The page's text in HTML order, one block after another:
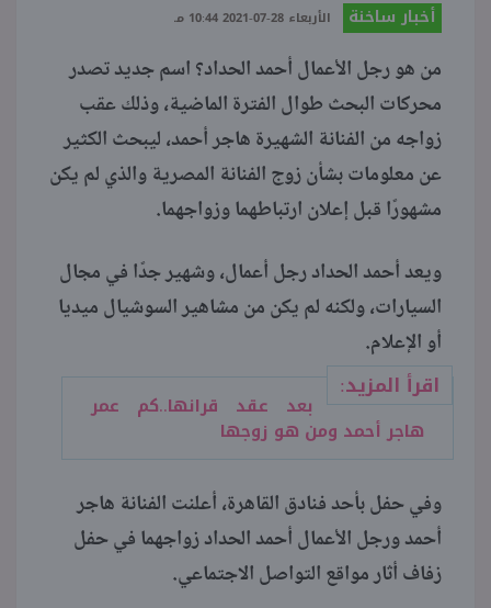
فنجان قهوة
بوابة الطلبة
ملفات
منوعات
أخبار ساخنة الأربعاء 28-07-2021 10:44 مـ
من هو رجل الأعمال أحمد الحداد؟ اسم جديد تصدر
محركات البحث طوال الفترة الماضية، وذلك عقب
زواجه من الفنانة الشهيرة هاجر أحمد، ليبحث الكثير
عن معلومات بشأن زوج الفنانة المصرية والذي لم يكن
مشهورًا قبل إعلان ارتباطهما وزواجهما.
ويعد أحمد الحداد رجل أعمال، وشهير جدًا في مجال
السيارات، ولكنه لم يكن من مشاهير السوشيال ميديا
أو الإعلام.
اقرأ المزيد:
بعد عقد قرانها..كم عمر
هاجر أحمد ومن هو زوجها
وفي حفل بأحد فنادق القاهرة، أعلنت الفنانة هاجر
أحمد ورجل الأعمال أحمد الحداد زواجهما في حفل
زفاف أثار مواقع التواصل الاجتماعي.